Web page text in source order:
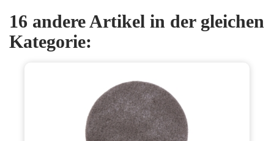
16 andere Artikel in der gleichen
Kategorie: